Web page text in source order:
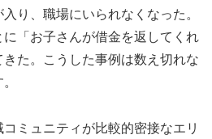
り、職場にいられなくなった。
「お子さんが借金を返してくれ
た。こうした事例は数え切れな
ミュニティが比較的密接なエリ